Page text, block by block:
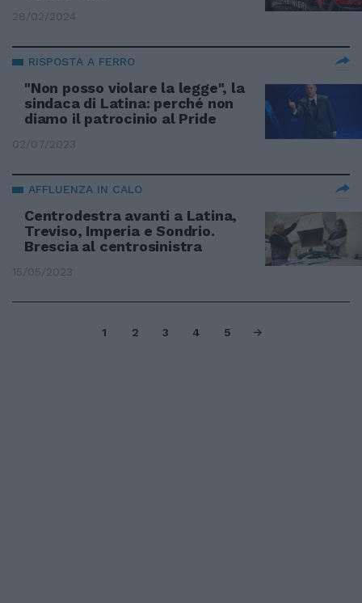
28/02/2024
RISPOSTA A FERRO
"Non posso violare la legge", la
sindaca di Latina: perché non
diamo il patrocinio al Pride
02/07/2023
AFFLUENZA IN CALO
Centrodestra avanti a Latina,
Treviso, Imperia e Sondrio.
Brescia al centrosinistra
15/05/2023
1 2 3 4 5